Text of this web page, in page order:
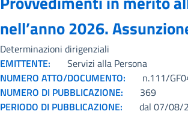
nell’anno 2026.
Determinazioni dirigenziali
EMITTENTE:
Servizi alla Persona
NUMERO ATTO/DOCUMENTO:
n.111/
NUMERO DI PUBBLICAZIONE:
369
PERIODO DI PUBBLICAZIONE:
dal 07/08/